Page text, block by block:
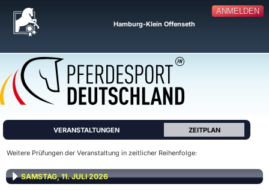
ANMELDEN
Hamburg-Klein Offenseth
VERANSTALTUNGEN ZEITPLAN
Weitere Prüfungen der Veranstaltung in zeitlicher Reihenfolge:
SAMSTAG, 11. JULI 2026